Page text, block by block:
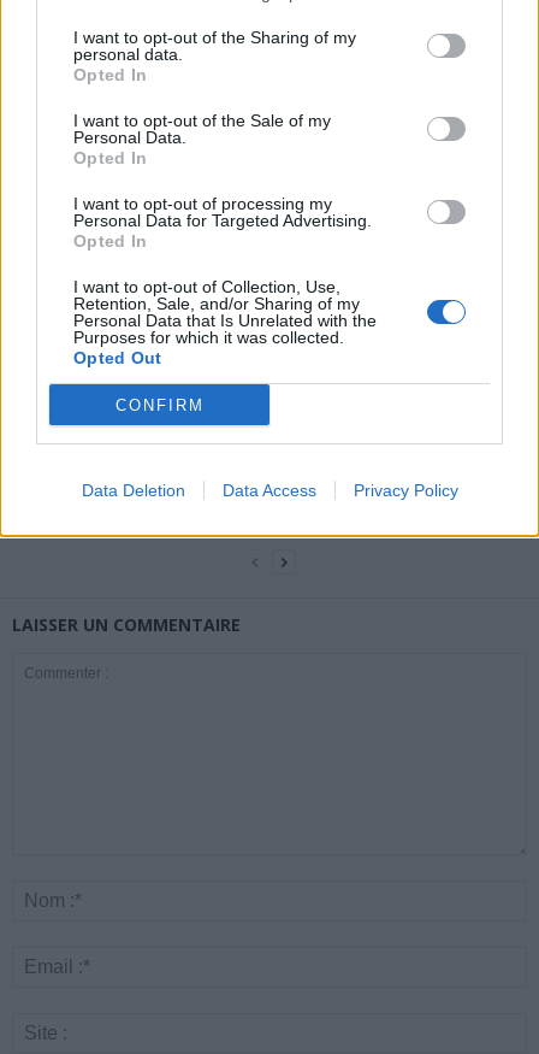
I want to opt-out of the Sharing of my
personal data.
Opted In
I want to opt-out of the Sale of my
Personal Data.
Opted In
I want to opt-out of processing my
Personal Data for Targeted Advertising.
Opted In
I want to opt-out of Collection, Use,
Retention, Sale, and/or Sharing of my
Personal Data that Is Unrelated with the
Purposes for which it was collected.
Opted Out
CONFIRM
Data Deletion Data Access Privacy Policy
pour Vous Protéger
ARTICLES CONNEXES PLUS DE L'AUTEUR
essentiels des
Éclipse du 12 août :
attention à la pénurie de
lunettes de sécurité
révolutionnaire pour
combattre le cancer
LAISSER UN COMMENTAIRE